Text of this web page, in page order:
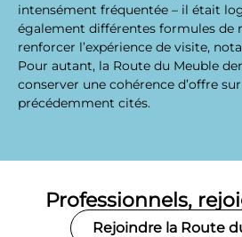
intensément fréquentée – il était
également différentes formules de
renforcer l’expérience de visite,
Pour autant, la Route du Meuble
conserver une cohérence d’offre
précédemment cités.
Professionnels,
Rejoindre la Route